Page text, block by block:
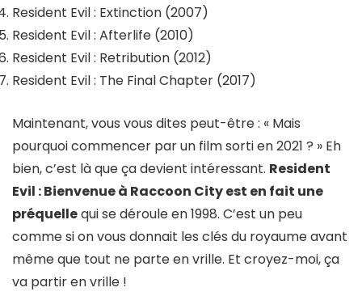
Resident Evil : Extinction (2007)
Resident Evil : Afterlife (2010)
Resident Evil : Retribution (2012)
Resident Evil : The Final Chapter (2017)
Maintenant, vous vous dites peut-être : « Mais
pourquoi commencer par un film sorti en 2021 ? » Eh
bien, c’est là que ça devient intéressant. Resident
Evil : Bienvenue à Raccoon City est en fait une
préquellequi se déroule en 1998. C’est un peu
comme si on vous donnait les clés du royaume avant
même que tout ne parte en vrille. Et croyez-moi, ça
va partir en vrille !